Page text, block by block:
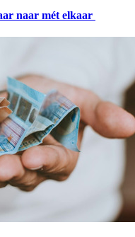
naar mét elkaar